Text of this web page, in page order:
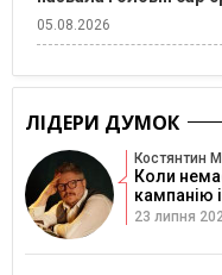
05.08.2026
ЛІДЕРИ ДУМОК
Костянтин
Коли
кампанію
23 липня